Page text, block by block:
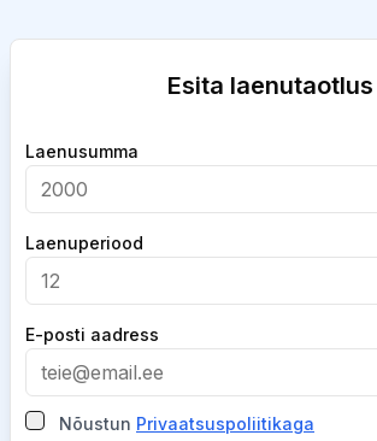
Esita laenutaotlus
Company
Laenusumma
Laenuperiood
E-posti aadress
Nõustun Privaatsuspoliitikaga